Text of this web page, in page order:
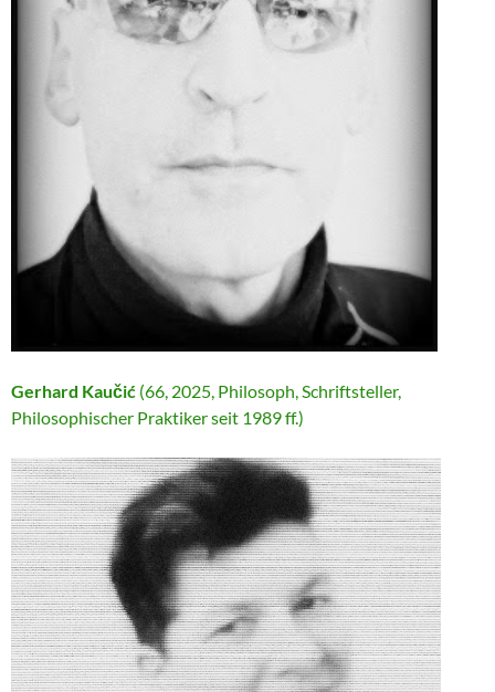
Gerhard Kaučić (66, 2025, Philosoph, Schriftsteller,
Philosophischer Praktiker seit 1989 ff.)